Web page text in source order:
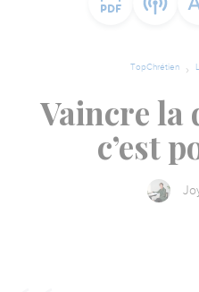
TopChrétien
Vaincre la
c’est